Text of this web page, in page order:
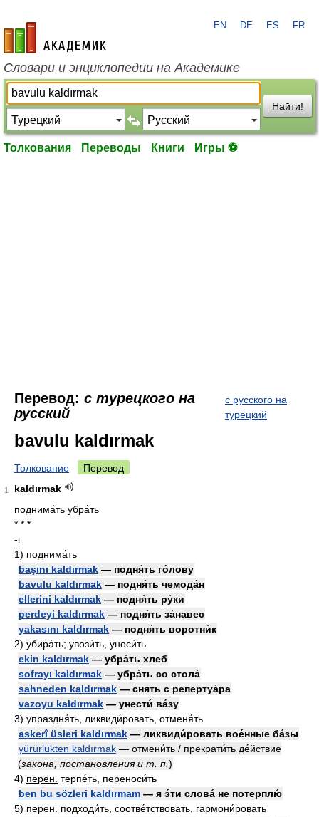
academic.ru
EN DE ES FR
Словари и энциклопедии на Академике
Найти!
Толкования Переводы Книги Игры ⚽
Перевод: с турецкого на
русский
с русского на
турецкий
bavulu kaldırmak
Толкование Перевод
1
kaldırmak
поднима́ть убра́ть
* * *
-i
1) поднима́ть
başını kaldırmak — подня́ть го́лову
bavulu kaldırmak — подня́ть чемода́н
ellerini kaldırmak — подня́ть ру́ки
perdeyi kaldırmak — подня́ть за́навес
yakasını kaldırmak — подня́ть воротни́к
2) убира́ть; увози́ть, уноси́ть
ekin kaldırmak — убра́ть хлеб
sofrayı kaldırmak — убра́ть со стола́
sahneden kaldırmak — снять с репертуа́ра
vazoyu kaldırmak — унести́ ва́зу
3) упраздня́ть, ликвиди́ровать, отменя́ть
askerî üsleri kaldırmak — ликвиди́ровать вое́нные ба́зы
yürürlükten kaldırmak — отмени́ть / прекрати́ть де́йствие
(закона, постановления и т. п. )
4) перен. терпе́ть, переноси́ть
ben bu sözleri kaldırmam — я э́ти слова́ не потерплю́
5) перен.
подходи́ть, соотве́тствовать, гармони́ровать